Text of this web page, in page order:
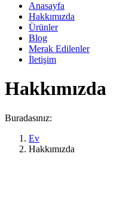
Anasayfa
Hakkımızda
Ürünler
Blog
Merak Edilenler
İletişim
Hakkımızda
Buradasınız:
Ev
Hakkımızda